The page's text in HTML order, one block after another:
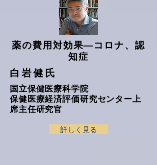
薬の費用対効果―コロナ、認
知症
白岩健氏
国立保健医療科学院
保健医療経済評価研究センター上
席主任研究官
詳しく見る